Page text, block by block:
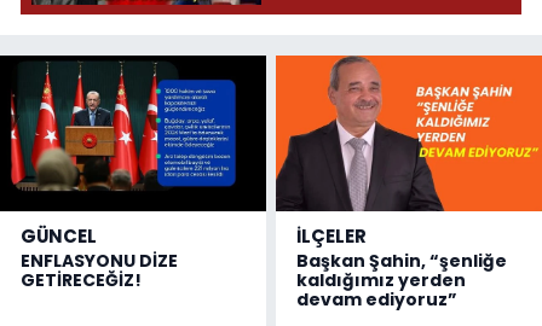
olmuş...
GÜNCEL
ENFLASYONU DİZE
GETİRECEĞİZ!
İLÇELER
Başkan Şahin, “şenliğe
kaldığımız yerden
devam ediyoruz”